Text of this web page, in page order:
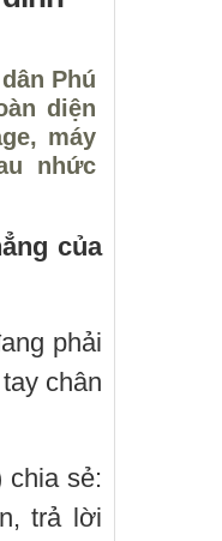
Phú
diện
máy
nhức
của
phải
chân
chia sẻ:
trả lời